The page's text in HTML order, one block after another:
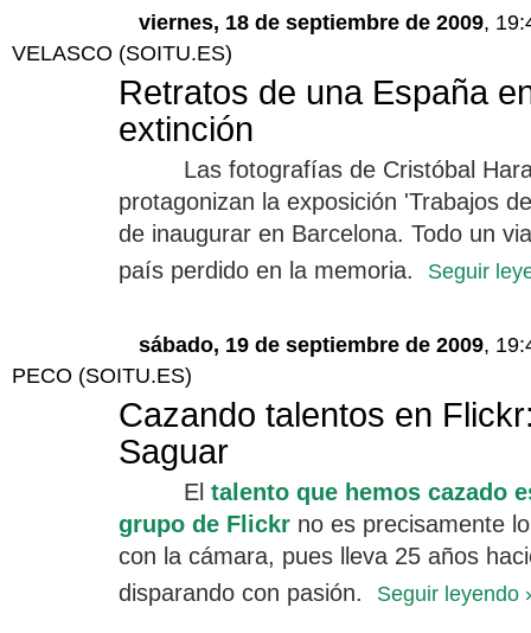
viernes, 18 de septiembre de 2009,
VELASCO (SOITU.ES)
Retratos de una España
extinción
Las fotografías de Cristóbal
protagonizan la exposición 'Trabajos
de inaugurar en Barcelona. Todo un
país perdido en la memoria.
Seguir
sábado, 19 de septiembre de 2009,
PECO (SOITU.ES)
Cazando talentos en
Saguar
El talento que hemos cazado
grupo de Flickr no es precisamente
con la cámara, pues lleva 25 años
disparando con pasión.
Seguir leyendo